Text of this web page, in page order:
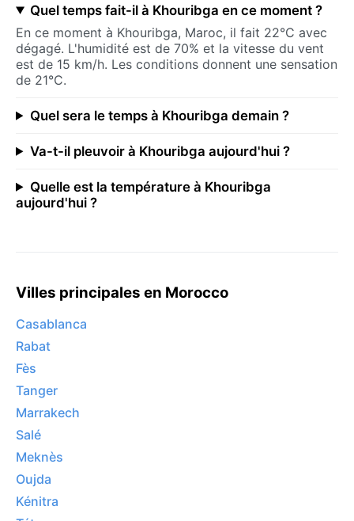
Quel temps fait-il à Khouribga en ce moment ?
En ce moment à Khouribga, Maroc, il fait 22°C avec
dégagé. L'humidité est de 70% et la vitesse du vent
est de 15 km/h. Les conditions donnent une sensation
de 21°C.
Quel sera le temps à Khouribga demain ?
Va-t-il pleuvoir à Khouribga aujourd'hui ?
Quelle est la température à Khouribga
aujourd'hui ?
Villes principales en Morocco
Casablanca
Rabat
Fès
Tanger
Marrakech
Salé
Meknès
Oujda
Kénitra